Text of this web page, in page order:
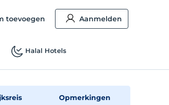
toevoegen Aanmelden
Halal Hotels
Opmerkingen